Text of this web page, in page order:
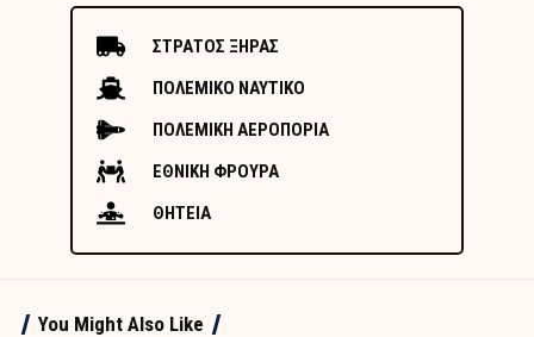
ΣΤΡΑΤΟΣ ΞΗΡΑΣ
ΠΟΛΕΜΙΚΟ ΝΑΥΤΙΚΟ
ΠΟΛΕΜΙΚΗ ΑΕΡΟΠΟΡΙΑ
ΕΘΝΙΚΗ ΦΡΟΥΡΑ
ΘΗΤΕΙΑ
You Might Also Like